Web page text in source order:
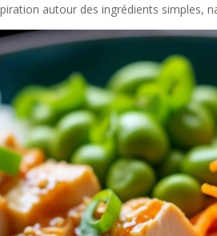
autour des ingrédients simples,